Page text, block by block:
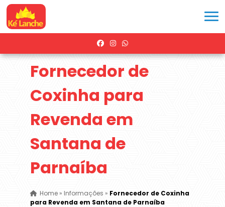
Fornecedor de
Coxinha para
Revenda em
Santana de
Parnaíba
Home» Informações » Fornecedor de Coxinha
para Revenda em Santana de Parnaíba